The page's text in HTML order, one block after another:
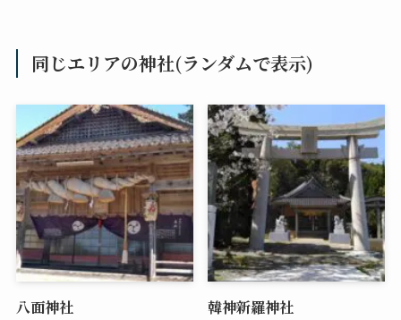
同じエリアの神社(ランダムで表示)
八面神社 韓神新羅神社